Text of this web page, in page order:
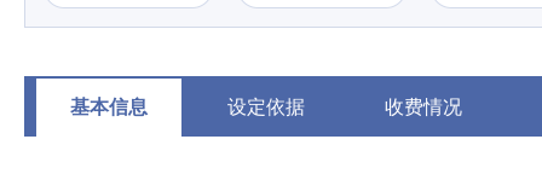
基本信息 设定依据 收费情况